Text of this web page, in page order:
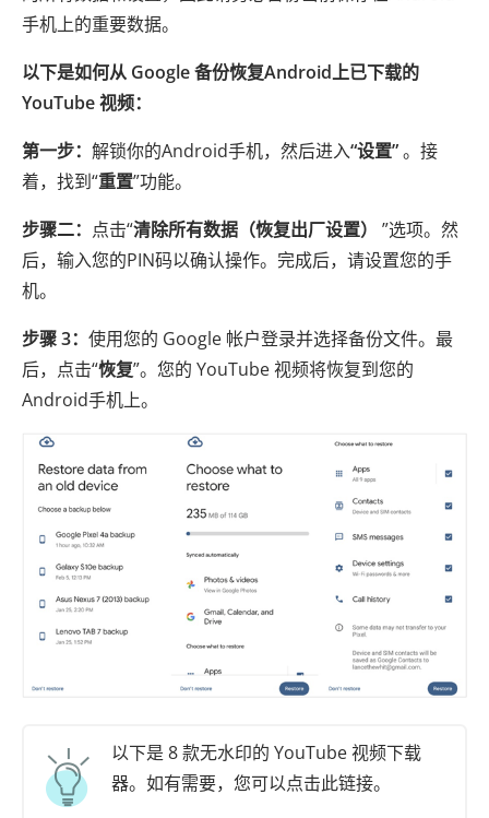
手机上的重要数据。
以下是如何从 Google 备份恢复Android上已下载的
YouTube 视频：
第一步： 解锁你的Android手机，然后进入“设置”。接
着，找到“重置”功能。
步骤二： 点击“清除所有数据（恢复出厂设置）
”选项。然
后，输入您的PIN码以确认操作。完成后，请设置您的手
机。
步骤 3： 使用您的 Google 帐户登录并选择备份文件。最
后，点击“恢复”。您的 YouTube 视频将恢复到您的
Android手机上。
以下是 8 款无水印的 YouTube 视频下载
器。如有需要，您可以点击此链接。